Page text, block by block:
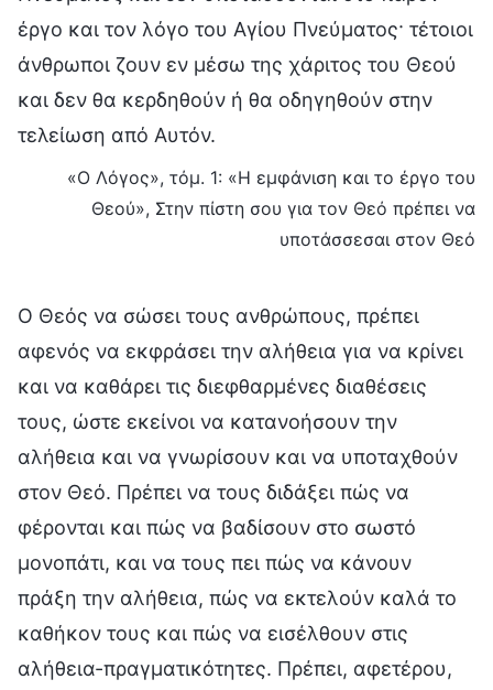
έργο και τον λόγο του Αγίου Πνεύματος· τέτοιοι
άνθρωποι ζουν εν μέσω της χάριτος του Θεού
και δεν θα κερδηθούν ή θα οδηγηθούν στην
τελείωση από Αυτόν.
«Ο Λόγος», τόμ. 1: «Η εμφάνιση και το έργο του
Θεού», Στην πίστη σου για τον Θεό πρέπει να
υποτάσσεσαι στον Θεό
Ο Θεός να σώσει τους ανθρώπους, πρέπει
αφενός να εκφράσει την αλήθεια για να κρίνει
και να καθάρει τις διεφθαρμένες διαθέσεις
τους, ώστε εκείνοι να κατανοήσουν την
αλήθεια και να γνωρίσουν και να υποταχθούν
στον Θεό. Πρέπει να τους διδάξει πώς να
φέρονται και πώς να βαδίσουν στο σωστό
μονοπάτι, και να τους πει πώς να κάνουν
πράξη την αλήθεια, πώς να εκτελούν καλά το
καθήκον τους και πώς να εισέλθουν στις
αλήθεια-πραγματικότητες. Πρέπει, αφετέρου,